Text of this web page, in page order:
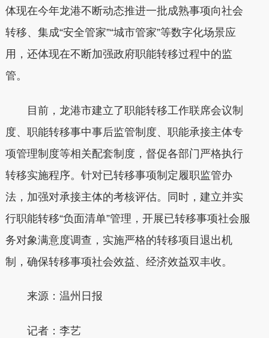
体现在今年龙港不断动态推进一批成熟事项向社会
转移、集成“安全管家”“城市管家”等数字化场景应
用，还体现在不断加强政府职能转移过程中的监
管。
目前，龙港市建立了职能转移工作联席会议制
度、职能转移事中事后监管制度、职能承接主体专
项管理制度等相关配套制度，督促各部门严格执行
转移实施程序。针对已转移事项制定履职监管办
法，加强对承接主体的考核评估。同时，建立并实
行职能转移“负面清单”管理，开展已转移事项社会服
务对象满意度调查，实施严格的转移项目退出机
制，确保转移事项社会效益、经济效益双丰收。
来源：温州日报
记者： 李艺